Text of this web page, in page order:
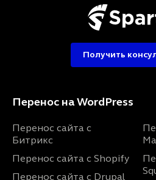
Перенос на WordPress
Перенос сайта с
Битрикс
Перенос сайта с Shopify
Перенос сайта с Drupal
Получить